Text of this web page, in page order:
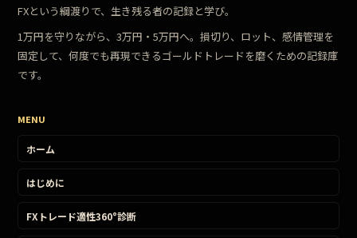
FXという綱渡りで、生き残る者の記録と学び。
1万円を守りながら、3万円・5万円へ。損切り、ロット、感情管理を
固定して、何度でも再現できるゴールドトレードを磨くための記録庫
です。
MENU
ホーム
はじめに
FXトレード適性360°診断